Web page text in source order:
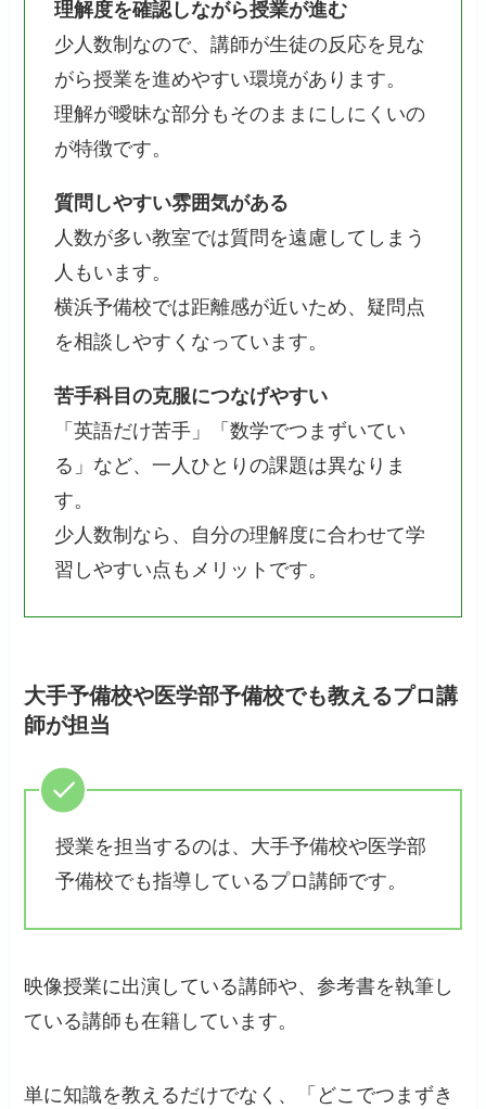
理解度を確認しながら授業が進む
少人数制なので、講師が生徒の反応を見な
がら授業を進めやすい環境があります。
理解が曖昧な部分もそのままにしにくいの
が特徴です。
質問しやすい雰囲気がある
人数が多い教室では質問を遠慮してしまう
人もいます。
横浜予備校では距離感が近いため、疑問点
を相談しやすくなっています。
苦手科目の克服につなげやすい
「英語だけ苦手」「数学でつまずいてい
る」など、一人ひとりの課題は異なりま
す。
少人数制なら、自分の理解度に合わせて学
習しやすい点もメリットです。
大手予備校や医学部予備校でも教えるプロ講
師が担当
授業を担当するのは、大手予備校や医学部
予備校でも指導しているプロ講師です。
映像授業に出演している講師や、参考書を執筆し
ている講師も在籍しています。
単に知識を教えるだけでなく、「どこでつまずき